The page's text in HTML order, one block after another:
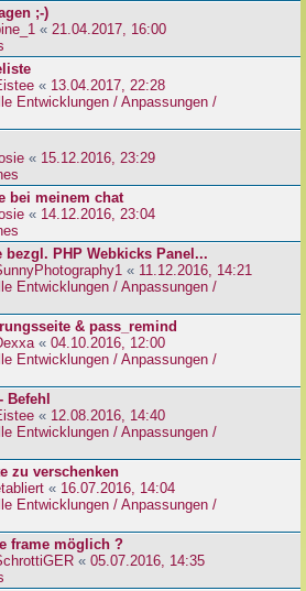
;-)
« 21.04.2017, 16:00
« 13.04.2017, 22:28
Entwicklungen / Anpassungen /
« 15.12.2016, 23:29
bei meinem chat
« 14.12.2016, 23:04
bezgl. PHP Webkicks Panel...
« 11.12.2016, 14:21
Entwicklungen / Anpassungen /
& pass_remind
« 04.10.2016, 12:00
Entwicklungen / Anpassungen /
Befehl
« 12.08.2016, 14:40
Entwicklungen / Anpassungen /
zu verschenken
« 16.07.2016, 14:04
Entwicklungen / Anpassungen /
frame möglich ?
« 05.07.2016, 14:35